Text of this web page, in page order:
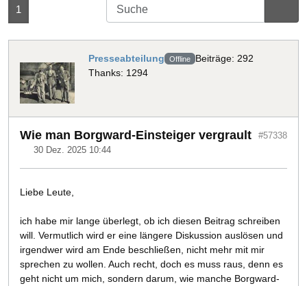
1
Presseabteilung Offline Beiträge: 292
Thanks: 1294
Wie man Borgward-Einsteiger vergrault
30 Dez. 2025 10:44
#57338
Liebe Leute,
ich habe mir lange überlegt, ob ich diesen Beitrag schreiben
will. Vermutlich wird er eine längere Diskussion auslösen und
irgendwer wird am Ende beschließen, nicht mehr mit mir
sprechen zu wollen. Auch recht, doch es muss raus, denn es
geht nicht um mich, sondern darum, wie manche Borgward-